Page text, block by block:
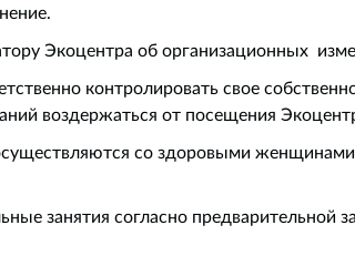
Экоцентра об организационных
контролировать свое
воздержаться от посещения
со здоровыми
занятия согласно предварительной